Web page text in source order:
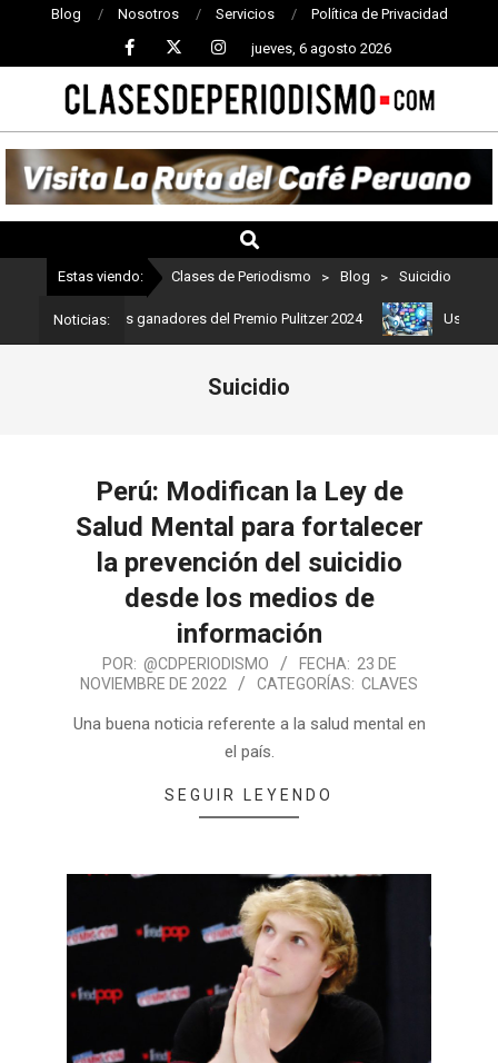
Blog Nosotros Servicios Política de Privacidad
jueves, 6 agosto 2026
CLASES
DE
PERIODISMO
Estas viendo: Clases de Periodismo > Blog > Suicidio
Noticias:
Estos son los ganadores del Premio Pulitzer 2024 Usuarios de
Suicidio
Perú: Modifican la Ley de
Salud Mental para fortalecer
la prevención del suicidio
desde los medios de
información
POR: @CDPERIODISMO FECHA: 23 DE
NOVIEMBRE DE 2022
CATEGORÍAS: CLAVES
Una buena noticia referente a la salud mental en
el país.
SEGUIR LEYENDO